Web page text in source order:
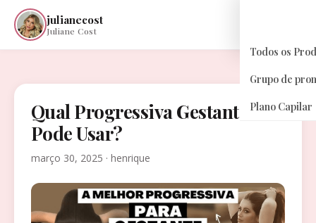
julianecost
Juliane Cost
Todos os
Grupo de
Plano Capilar
Qual Progressiva Gestante
Pode Usar?
março 30, 2025 · henrique